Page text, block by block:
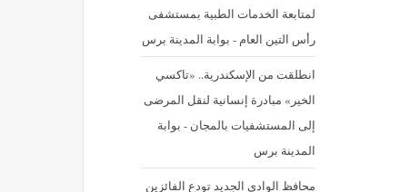
لمتابعة الخدمات الطبية بمستشفى
رأس التين العام - بوابة المدينة برس
انطلقت من الإسكندرية.. «تاكسي
الخير» مبادرة إنسانية لنقل المرضى
إلى المستشفيات بالمجان - بوابة
المدينة برس
محافظ الوادي الجديد تودع الفائزين